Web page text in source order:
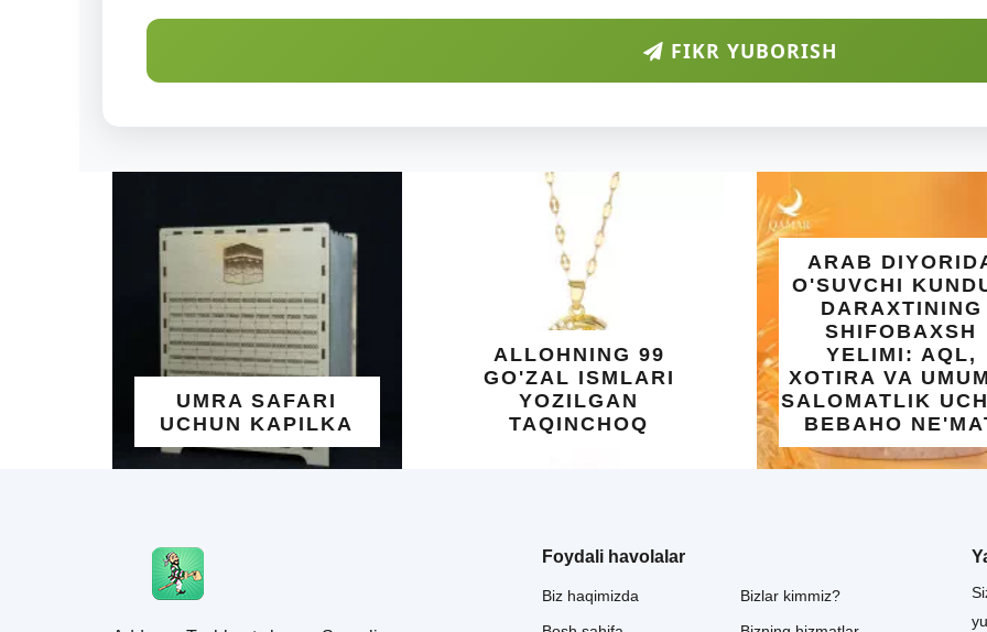
FIKR YUBORISH
UMRA SAFARI
UCHUN KAPILKA
ALLOHNING 99
GO'ZAL ISMLARI
YOZILGAN
TAQINCHOQ
ARAB DIYORIDA
O'SUVCHI KUNDUR
DARAXTINING
SHIFOBAXSH
YELIMI: AQL,
XOTIRA VA UMUMIY
SALOMATLIK UCHUN
BEBAHO NE'MAT
Foydali havolalar
Biz haqimizda
Bizlar kimmiz?